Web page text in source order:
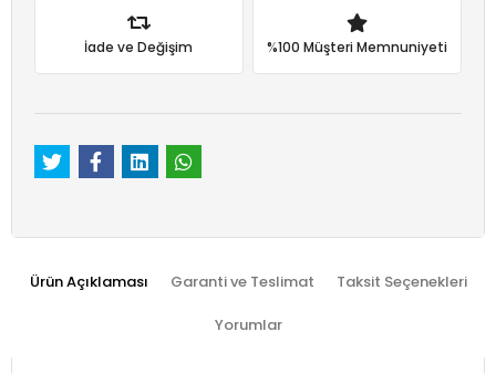
İade ve Değişim %100 Müşteri Memnuniyeti
Ürün Açıklaması Garanti ve Teslimat Taksit Seçenekleri
Yorumlar